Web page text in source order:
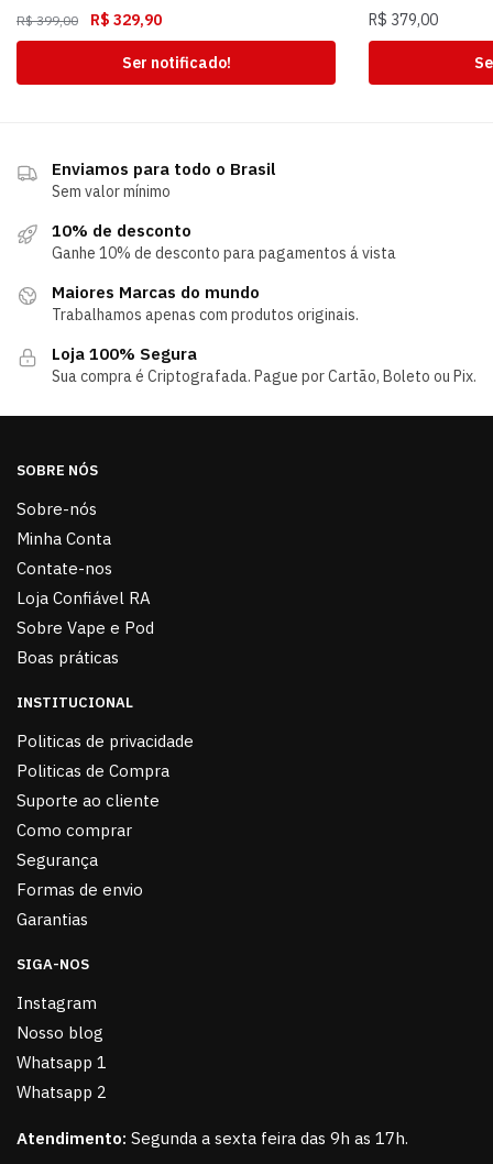
R$399,00 R$ 329,90
Ser notificado!
R$ 379,00
Enviamos para todo o Brasil
Sem valor mínimo
10% de desconto
Ganhe 10% de desconto para pagamentos á vista
Maiores Marcas do mundo
Trabalhamos apenas com produtos originais.
Loja 100% Segura
Sua compra é Criptografada. Pague por Cartão, Boleto ou Pix.
SOBRE NÓS
Sobre-nós
Minha Conta
Contate-nos
Loja Confiável RA
Sobre Vape e Pod
Boas práticas
INSTITUCIONAL
Politicas de privacidade
Politicas de Compra
Suporte ao cliente
Como comprar
Segurança
Formas de envio
Garantias
SIGA-NOS
Instagram
Nosso blog
Whatsapp 1
Whatsapp 2
Atendimento: Segunda a sexta feira das 9h as 17h.